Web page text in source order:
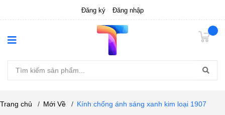
Đăng ký Đăng nhập
Trang chủ / Mới Về / Kính chống ánh sáng xanh kim loại 1907